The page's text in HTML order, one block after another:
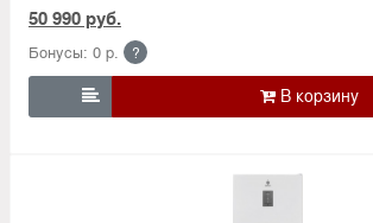
50 990 руб.
Бонусы: 0 р. ?
